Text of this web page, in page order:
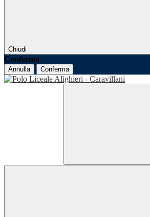
Chiudi
Conferma
Annulla Conferma